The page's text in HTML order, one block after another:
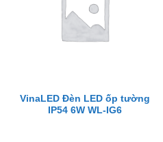
VinaLED Đèn LED ốp tường
IP54 6W WL-IG6